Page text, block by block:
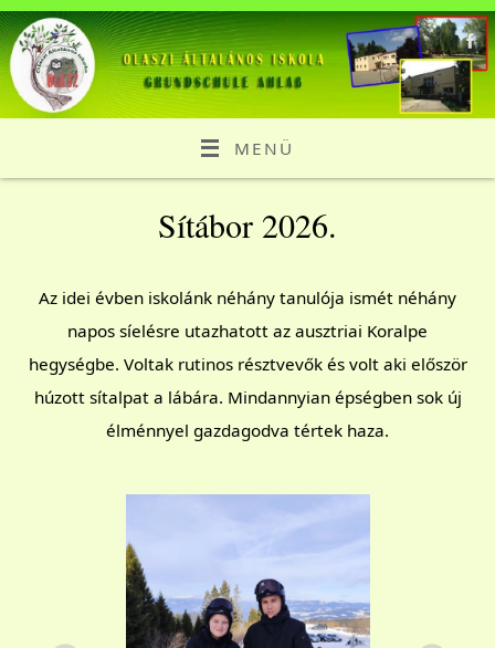
MENÜ
Sítábor 2026.
Az idei évben iskolánk néhány tanulója ismét néhány
napos síelésre utazhatott az ausztriai Koralpe
hegységbe. Voltak rutinos résztvevők és volt aki először
húzott sítalpat a lábára. Mindannyian épségben sok új
élménnyel gazdagodva tértek haza.